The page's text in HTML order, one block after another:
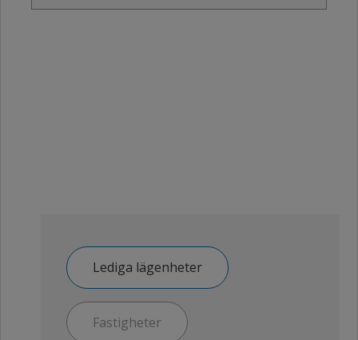
Lediga lägenheter
Fastigheter